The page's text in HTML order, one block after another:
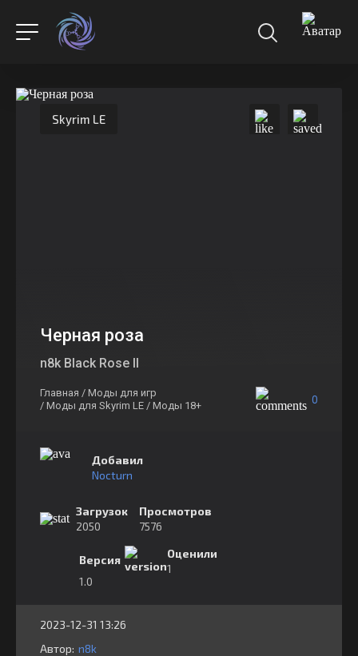
Skyrim LE
Черная роза
n8k Black Rose II
Главная / Моды для игр
/ Моды для Skyrim LE / Моды 18+ 0
Добавил
Nocturn
Загрузок
2050
Просмотров
7576
Версия
1.0
Оценили
1
2023-12-31 13:26
Автор: n8k